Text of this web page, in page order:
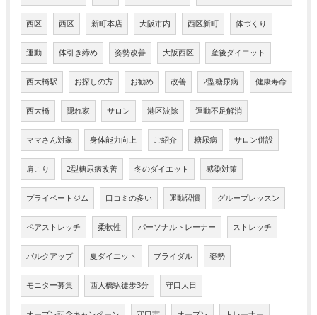
西区 西区 新町本店 大阪市内 西区新町 体づくり
運動 体引き締め 姿勢改善 大阪西区 産後ダイエット
西大橋駅 お探しの方 お勧め 改善 2型糖尿病 健康寿命
西大橋 隠れ家 サロン 港区波除 運動不足解消
ママさん対象 身体能力向上 ご紹介 糖尿病 サロン併設
肩こり 2型糖尿病改善 冬のダイエット 感染対策
プライベートジム 口コミの多い 運動習慣 グループレッスン
ペアストレッチ 柔軟性 パーソナルトレーナー ストレッチ
バルクアップ 夏ダイエット ブライダル 姿勢
モニター募集 西大橋駅徒歩3分 守口大日